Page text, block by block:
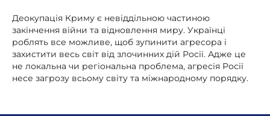
Деокупація Криму є невіддільною частиною
закінчення війни та відновлення миру. Українці
роблять все можливе, щоб зупинити агресора і
захистити весь світ від злочинних дій Росії. Адже це
не локальна чи регіональна проблема, агресія Росії
несе загрозу всьому світу та міжнародному порядку.